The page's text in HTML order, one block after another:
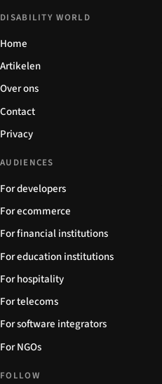
DISABILITY WORLD
Home
Artikelen
Over ons
Contact
Privacy
AUDIENCES
For developers
For ecommerce
For financial institutions
For education institutions
For hospitality
For telecoms
For software integrators
For NGOs
FOLLOW